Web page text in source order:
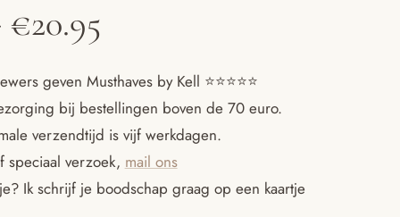
€20.95Prijsklasse:
€17.95
tot
€20.95
geven Musthaves by Kell ⭐️⭐️⭐️⭐️⭐️
bij bestellingen boven de 70 euro.
verzendtijd is vijf werkdagen.
speciaal verzoek, mail ons
Ik schrijf je boodschap graag op een kaartje